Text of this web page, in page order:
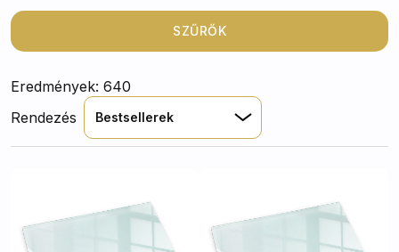
helyiségnek. Legyen szó klasszikus átlátszó változatról
vagy egyedi dekoratív mintáról, nálunk megtalálja a
tökéletes kiegészítőt kandallója vagy szabadon álló
SZŰRŐK
Eredmények: 640
Rendezés
Bestsellerek